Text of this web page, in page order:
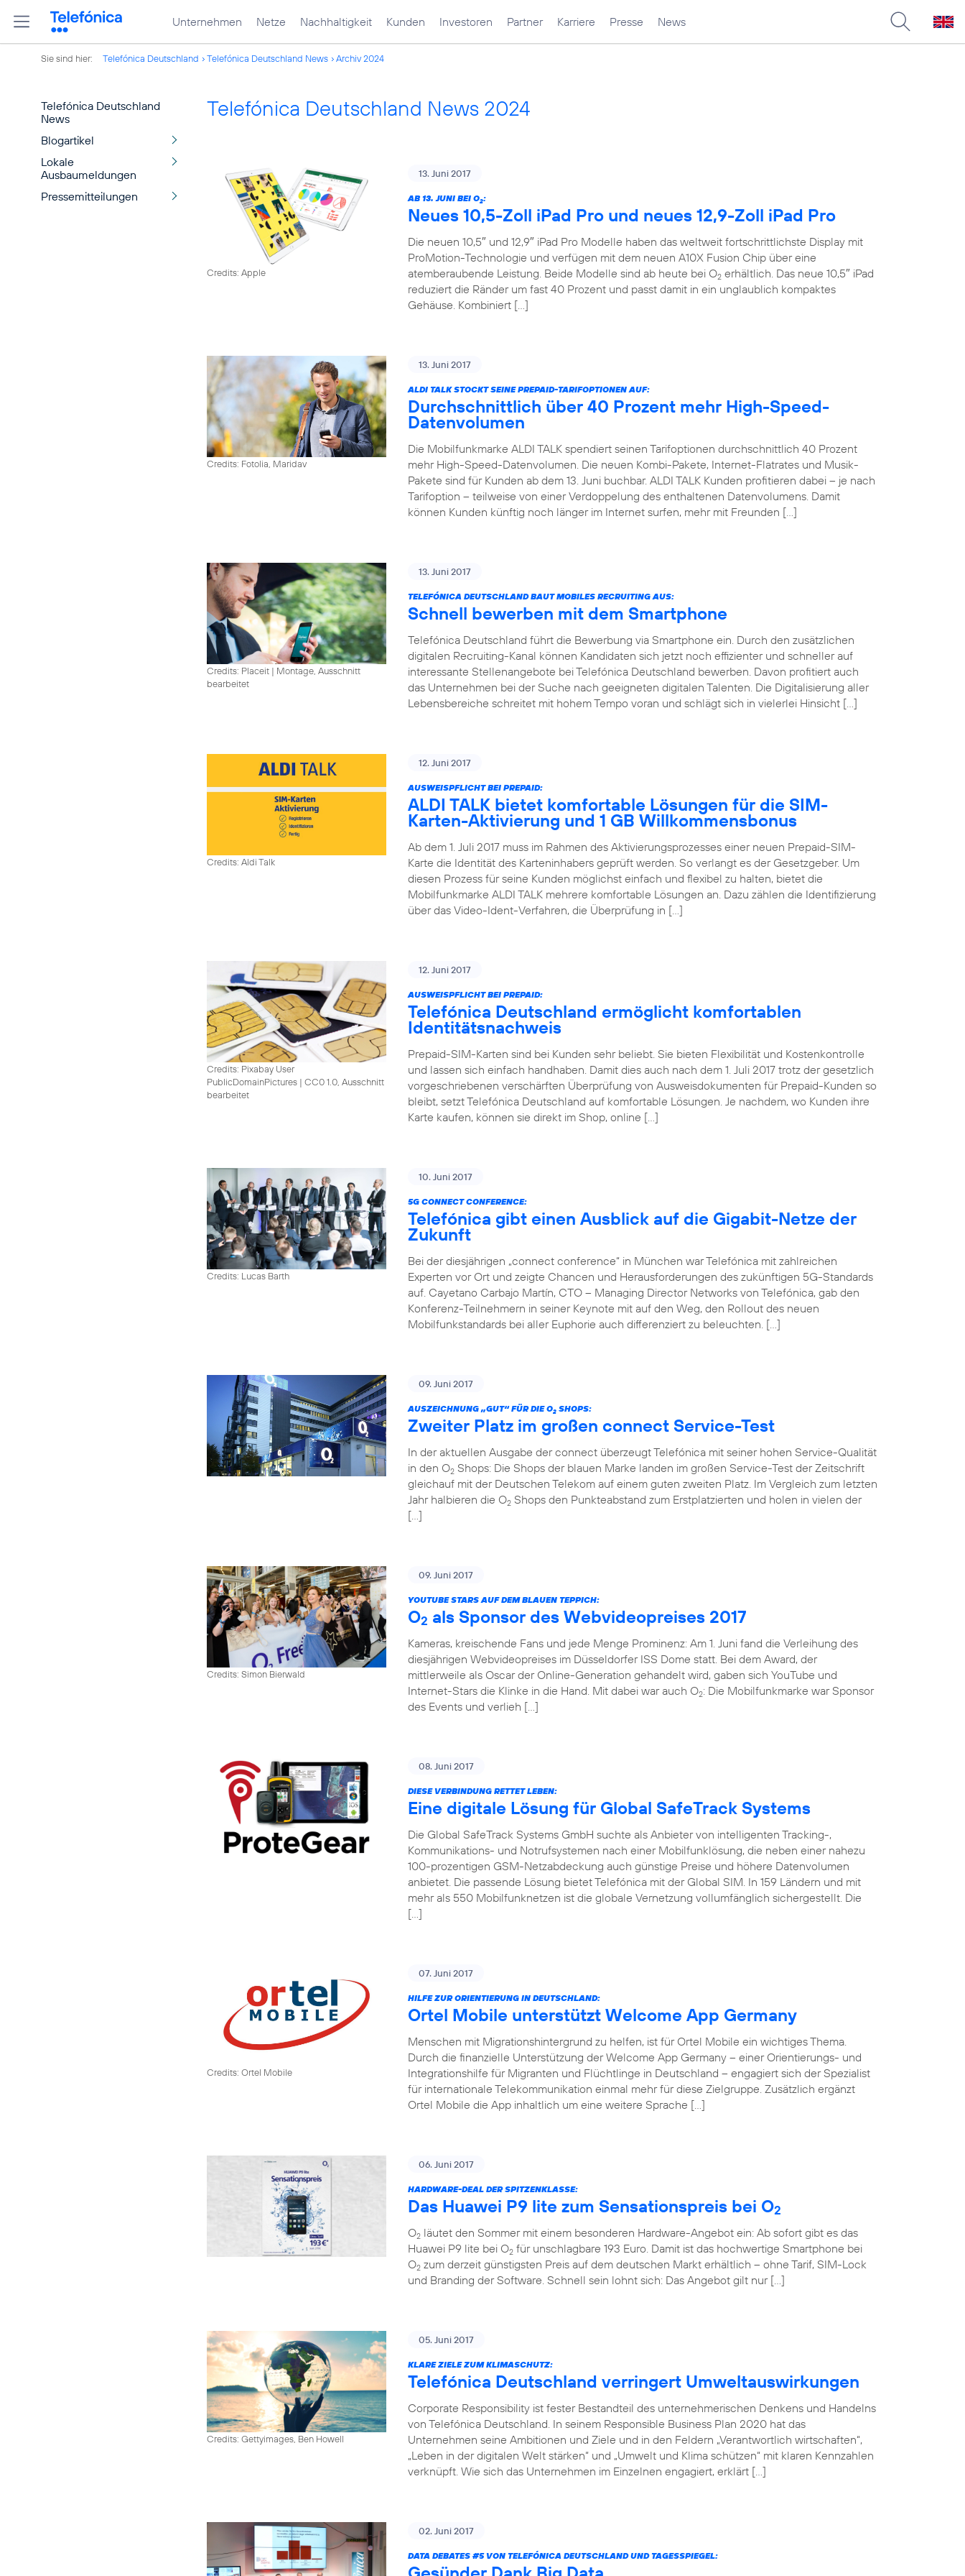
Unternehmen Netze Nachhaltigkeit Kunden Investoren Partner Karriere Presse News
Sie sind hier: Telefónica Deutschland Telefónica Deutschland News Archiv 2024
Telefónica Deutschland
News
Blogartikel
Lokale
Ausbaumeldungen
Pressemitteilungen
Telefónica Deutschland News 2024
Credits: Apple
13. Juni 2017
AB 13. JUNI BEI O2:
Neues 10,5-Zoll iPad Pro und neues 12,9-Zoll iPad Pro
Die neuen 10,5″ und 12,9″ iPad Pro Modelle haben das weltweit fortschrittlichste Display mit
ProMotion-Technologie und verfügen mit dem neuen A10X Fusion Chip über eine
atemberaubende Leistung. Beide Modelle sind ab heute bei O2 erhältlich. Das neue 10,5″ iPad
reduziert die Ränder um fast 40 Prozent und passt damit in ein unglaublich kompaktes
Gehäuse. Kombiniert […]
Credits: Fotolia, Maridav
13. Juni 2017
ALDI TALK STOCKT SEINE PREPAID-TARIFOPTIONEN AUF:
Durchschnittlich über 40 Prozent mehr High-Speed-
Datenvolumen
Die Mobilfunkmarke ALDI TALK spendiert seinen Tarifoptionen durchschnittlich 40 Prozent
mehr High-Speed-Datenvolumen. Die neuen Kombi-Pakete, Internet-Flatrates und Musik-
Pakete sind für Kunden ab dem 13. Juni buchbar. ALDI TALK Kunden profitieren dabei – je nach
Tarifoption – teilweise von einer Verdoppelung des enthaltenen Datenvolumens. Damit
können Kunden künftig noch länger im Internet surfen, mehr mit Freunden […]
Credits: Placeit | Montage, Ausschnitt
bearbeitet
13. Juni 2017
TELEFÓNICA DEUTSCHLAND BAUT MOBILES RECRUITING AUS:
Schnell bewerben mit dem Smartphone
Telefónica Deutschland führt die Bewerbung via Smartphone ein. Durch den zusätzlichen
digitalen Recruiting-Kanal können Kandidaten sich jetzt noch effizienter und schneller auf
interessante Stellenangebote bei Telefónica Deutschland bewerben. Davon profitiert auch
das Unternehmen bei der Suche nach geeigneten digitalen Talenten. Die Digitalisierung aller
Lebensbereiche schreitet mit hohem Tempo voran und schlägt sich in vielerlei Hinsicht […]
Credits: Aldi Talk
12. Juni 2017
AUSWEISPFLICHT BEI PREPAID:
ALDI TALK bietet komfortable Lösungen für die SIM-
Karten-Aktivierung und 1 GB Willkommensbonus
Ab dem 1. Juli 2017 muss im Rahmen des Aktivierungsprozesses einer neuen Prepaid-SIM-
Karte die Identität des Karteninhabers geprüft werden. So verlangt es der Gesetzgeber. Um
diesen Prozess für seine Kunden möglichst einfach und flexibel zu halten, bietet die
Mobilfunkmarke ALDI TALK mehrere komfortable Lösungen an. Dazu zählen die Identifizierung
über das Video-Ident-Verfahren, die Überprüfung in […]
Credits: Pixabay User
PublicDomainPictures | CC0 1.0, Ausschnitt
bearbeitet
12. Juni 2017
AUSWEISPFLICHT BEI PREPAID:
Telefónica Deutschland ermöglicht komfortablen
Identitätsnachweis
Prepaid-SIM-Karten sind bei Kunden sehr beliebt. Sie bieten Flexibilität und Kostenkontrolle
und lassen sich einfach handhaben. Damit dies auch nach dem 1. Juli 2017 trotz der gesetzlich
vorgeschriebenen verschärften Überprüfung von Ausweisdokumenten für Prepaid-Kunden so
bleibt, setzt Telefónica Deutschland auf komfortable Lösungen. Je nachdem, wo Kunden ihre
Karte kaufen, können sie direkt im Shop, online […]
Credits: Lucas Barth
10. Juni 2017
5G CONNECT CONFERENCE:
Telefónica gibt einen Ausblick auf die Gigabit-Netze der
Zukunft
Bei der diesjährigen „connect conference“ in München war Telefónica mit zahlreichen
Experten vor Ort und zeigte Chancen und Herausforderungen des zukünftigen 5G-Standards
auf. Cayetano Carbajo Martín, CTO – Managing Director Networks von Telefónica, gab den
Konferenz-Teilnehmern in seiner Keynote mit auf den Weg, den Rollout des neuen
Mobilfunkstandards bei aller Euphorie auch differenziert zu beleuchten. […]
09. Juni 2017
AUSZEICHNUNG „GUT“ FÜR DIE O2 SHOPS:
Zweiter Platz im großen connect Service-Test
In der aktuellen Ausgabe der connect überzeugt Telefónica mit seiner hohen Service-Qualität
in den O2 Shops: Die Shops der blauen Marke landen im großen Service-Test der Zeitschrift
gleichauf mit der Deutschen Telekom auf einem guten zweiten Platz. Im Vergleich zum letzten
Jahr halbieren die O2 Shops den Punkteabstand zum Erstplatzierten und holen in vielen der
[…]
Credits: Simon Bierwald
09. Juni 2017
YOUTUBE STARS AUF DEM BLAUEN TEPPICH:
O2 als Sponsor des Webvideopreises 2017
Kameras, kreischende Fans und jede Menge Prominenz: Am 1. Juni fand die Verleihung des
diesjährigen Webvideopreises im Düsseldorfer ISS Dome statt. Bei dem Award, der
mittlerweile als Oscar der Online-Generation gehandelt wird, gaben sich YouTube und
Internet-Stars die Klinke in die Hand. Mit dabei war auch O2: Die Mobilfunkmarke war Sponsor
des Events und verlieh […]
08. Juni 2017
DIESE VERBINDUNG RETTET LEBEN:
Eine digitale Lösung für Global SafeTrack Systems
Die Global SafeTrack Systems GmbH suchte als Anbieter von intelligenten Tracking-,
Kommunikations- und Notrufsystemen nach einer Mobilfunklösung, die neben einer nahezu
100-prozentigen GSM-Netzabdeckung auch günstige Preise und höhere Datenvolumen
anbietet. Die passende Lösung bietet Telefónica mit der Global SIM. In 159 Ländern und mit
mehr als 550 Mobilfunknetzen ist die globale Vernetzung vollumfänglich sichergestellt. Die
[…]
Credits: Ortel Mobile
07. Juni 2017
HILFE ZUR ORIENTIERUNG IN DEUTSCHLAND:
Ortel Mobile unterstützt Welcome App Germany
Menschen mit Migrationshintergrund zu helfen, ist für Ortel Mobile ein wichtiges Thema.
Durch die finanzielle Unterstützung der Welcome App Germany – einer Orientierungs- und
Integrationshilfe für Migranten und Flüchtlinge in Deutschland – engagiert sich der Spezialist
für internationale Telekommunikation einmal mehr für diese Zielgruppe. Zusätzlich ergänzt
Ortel Mobile die App inhaltlich um eine weitere Sprache […]
06. Juni 2017
HARDWARE-DEAL DER SPITZENKLASSE:
Das Huawei P9 lite zum Sensationspreis bei O2
O2 läutet den Sommer mit einem besonderen Hardware-Angebot ein: Ab sofort gibt es das
Huawei P9 lite bei O2 für unschlagbare 193 Euro. Damit ist das hochwertige Smartphone bei
O2 zum derzeit günstigsten Preis auf dem deutschen Markt erhältlich – ohne Tarif, SIM-Lock
und Branding der Software. Schnell sein lohnt sich: Das Angebot gilt nur […]
Credits: Gettyimages, Ben Howell
05. Juni 2017
KLARE ZIELE ZUM KLIMASCHUTZ:
Telefónica Deutschland verringert Umweltauswirkungen
Corporate Responsibility ist fester Bestandteil des unternehmerischen Denkens und Handelns
von Telefónica Deutschland. In seinem Responsible Business Plan 2020 hat das
Unternehmen seine Ambitionen und Ziele und in den Feldern „Verantwortlich wirtschaften“,
„Leben in der digitalen Welt stärken“ und „Umwelt und Klima schützen“ mit klaren Kennzahlen
verknüpft. Wie sich das Unternehmen im Einzelnen engagiert, erklärt […]
02. Juni 2017
DATA DEBATES #5VON TELEFÓNICA DEUTSCHLAND UND TAGESSPIEGEL: